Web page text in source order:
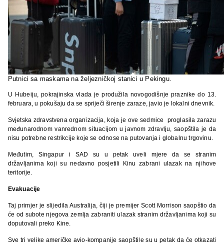
Putnici sa maskama na željezničkoj stanici u Pekingu.
U Hubeiju, pokrajinska vlada je produžila novogodišnje praznike do 13.
februara, u pokušaju da se spriječi širenje zaraze, javio je lokalni dnevnik.
Svjetska zdravstvena organizacija, koja je ove sedmice proglasila zarazu
međunarodnom vanrednom situacijom u javnom zdravlju, saopštila je da
nisu potrebne restrikcije koje se odnose na putovanja i globalnu trgovinu.
Međutim, Singapur i SAD su u petak uveli mjere da se stranim
državljanima koji su nedavno posjetili Kinu zabrani ulazak na njihove
teritorije.
Evakuacije
Taj primjer je slijedila Australija, čiji je premijer Scott Morrison saopštio da
će od subote njegova zemlja zabraniti ulazak stranim državljanima koji su
doputovali preko Kine.
Sve tri velike američke avio-kompanije saopštile su u petak da će otkazati